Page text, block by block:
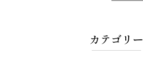
カテゴリー